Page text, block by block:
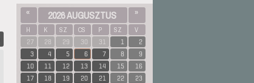
« 2026 AUGUSZTUS »
H K SZ CS P SZ
V
27
28 29 30 31 1
2
3
4 5 6 7 8
9
10
11 12 13 14 15
16
17
18 19 20 21 22
23